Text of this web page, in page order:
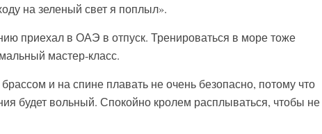
на зеленый свет я поплыл».
приехал в ОАЭ в отпуск. Тренироваться в море тоже
мастер-класс.
и на спине плавать не очень безопасно, потому что
будет вольный. Спокойно кролем расплываться, чтобы не